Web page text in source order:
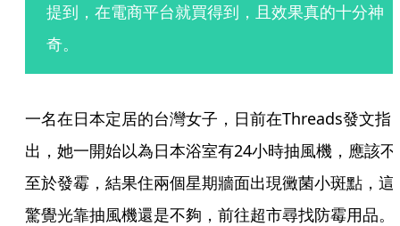
提到，在電商平台就買得到，且效果真的十分神
奇。
一名在日本定居的台灣女子，日前在Threads發文指
出，她一開始以為日本浴室有24小時抽風機，應該不
至於發霉，結果住兩個星期牆面出現黴菌小斑點，這
驚覺光靠抽風機還是不夠，前往超市尋找防霉用品。